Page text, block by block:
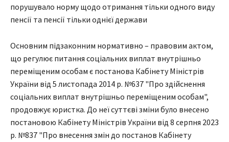
порушувало норму щодо отримання тільки одного виду
пенсії та пенсії тільки однієї держави
Основним підзаконним нормативно – правовим актом,
що регулює питання соціальних виплат внутрішньо
переміщеним особам є постанова Кабінету Міністрів
України від 5 листопада 2014 р. №637 "Про здійснення
соціальних виплат внутрішньо переміщеним особам",
продовжує юристка. До неї суттєві зміни було внесено
постановою Кабінету Міністрів України від 8 серпня 2023
р. №837 "Про внесення змін до постанов Кабінету